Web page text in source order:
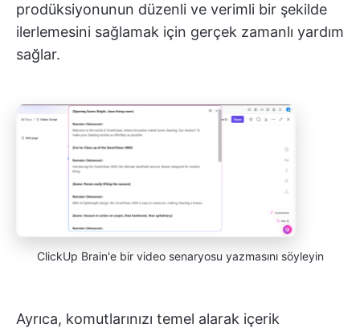
prodüksiyonunun düzenli ve verimli bir şekilde
ilerlemesini sağlamak için gerçek zamanlı yardım
sağlar.
ClickUp Brain'e bir video senaryosu yazmasını söyleyin
Ayrıca, komutlarınızı temel alarak içerik